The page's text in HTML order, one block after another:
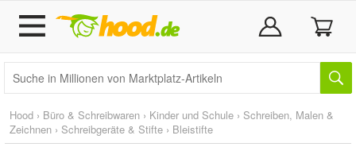
Hood › Büro & Schreibwaren › Kinder und Schule › Schreiben, Malen &
Zeichnen › Schreibgeräte & Stifte › Bleistifte